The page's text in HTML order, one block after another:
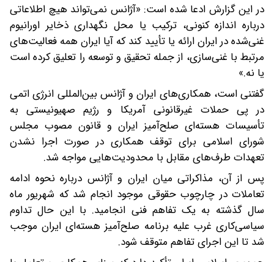
در این گزارش ادعا شده است: «آژانس نمی‌تواند هیچ اطلاعاتی
درباره اندازه کنونی، ترکیب یا محل نگهداری ذخایر اورانیوم
غنی‌شده در ایران ارائه یا تأیید کند که آیا ایران همه فعالیت‌های
مرتبط با غنی‌سازی، از جمله تحقیق و توسعه را تعلیق کرده است
یا نه.»
گفتنی است، همکاری‌های ایران و آژانس بین‌المللی انرژی اتمی
در پی حملات غیرقانونی آمریکا و رژیم صهیونیستی به
تأسیسات هسته‌ای صلح‌آمیز ایران و قانون مصوب مجلس
شورای اسلامی برای توقف همکاری در صورت اجرا نشدن
تعهدات طرف‌های مقابل با محدودیت‌هایی مواجه شد.
پس از آن، مذاکراتی میان ایران و آژانس درباره نحوه ادامه
تعاملات در چارچوب حقوقی موجود انجام شد که شهریور ماه
سال گذشته به یک تفاهم فنی انجامید. با این حال تداوم
سیاسی‌کاری غرب علیه برنامه صلح‌آمیز هسته‌ای ایران موجب
شد تا این اجرای تفاهم متوقف شود.